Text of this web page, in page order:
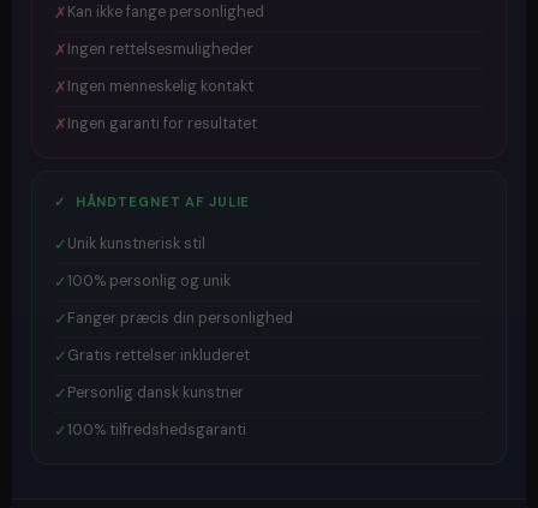
✗Kan ikke fange personlighed
✗Ingen rettelsesmuligheder
✗Ingen menneskelig kontakt
✗Ingen garanti for resultatet
✓ HÅNDTEGNET AF JULIE
✓ Unik kunstnerisk stil
✓100% personlig og unik
✓Fanger præcis din personlighed
✓Gratis rettelser inkluderet
✓Personlig dansk kunstner
✓100% tilfredshedsgaranti